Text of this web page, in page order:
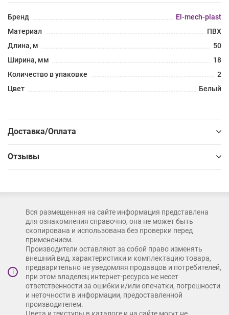
Бренд
El-mech-plast
Материал
ПВХ
Длина, м
50
Ширина, мм
18
Количество в упаковке
2
Цвет
Белый
Доставка/Оплата
Отзывы
i
Вся размещенная на сайте информация представлена
для ознакомления справочно, она не может быть
скопирована и использована без проверки перед
применением.
Производители оставляют за собой право изменять
внешний вид, характеристики и комплектацию товара,
предварительно не уведомляя продавцов и потребителей,
при этом владелец интернет-ресурса не несет
ответственности за ошибки и/или опечатки, погрешности
и неточности в информации, предоставленной
производителем.
Цвета и текстуры в каталоге и на сайте могут не